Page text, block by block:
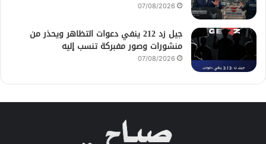
07/08/2026
جيل زد 212 ينفي دعوات التظاهر ويحذر من
منشورات وصور مفبركة تنسب إليه
07/08/2026